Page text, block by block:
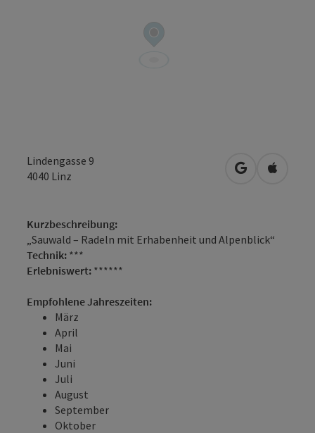
Lindengasse 9
4040 Linz in Google
in
Kurzbeschreibung:
„Sauwald – Radeln mit Erhabenheit und Alpenblick“
Technik: ***
Erlebniswert: ******
Empfohlene Jahreszeiten:
März
April
Mai
Juni
Juli
August
September
Oktober